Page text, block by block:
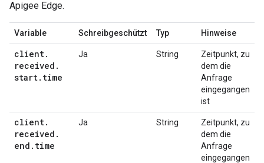
Apigee Edge.
Variable Schreibgeschützt Typ Hinweise
client.
received .
start. time
Ja String
Zeitpunkt, zu
dem die
Anfrage
eingegangen
ist
client.
received .
end . time
Ja String
Zeitpunkt, zu
dem die
Anfrage
eingegangen